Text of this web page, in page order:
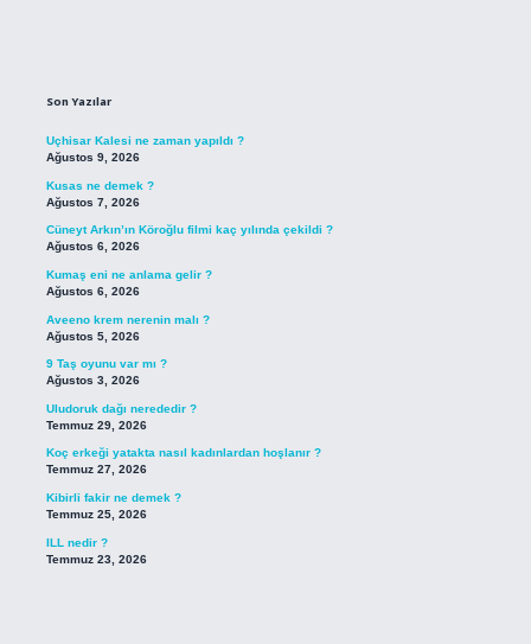
Son Yazılar
Uçhisar Kalesi ne zaman yapıldı ?
Ağustos 9, 2026
Kusas ne demek ?
Ağustos 7, 2026
Cüneyt Arkın’ın Köroğlu filmi kaç yılında çekildi ?
Ağustos 6, 2026
Kumaş eni ne anlama gelir ?
Ağustos 6, 2026
Aveeno krem nerenin malı ?
Ağustos 5, 2026
9 Taş oyunu var mı ?
Ağustos 3, 2026
Uludoruk dağı nerededir ?
Temmuz 29, 2026
Koç erkeği yatakta nasıl kadınlardan hoşlanır ?
Temmuz 27, 2026
Kibirli fakir ne demek ?
Temmuz 25, 2026
ILL nedir ?
Temmuz 23, 2026